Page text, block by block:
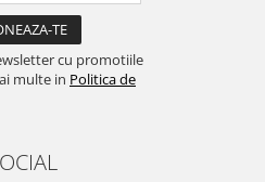
cu promotiile
multe in Politica de